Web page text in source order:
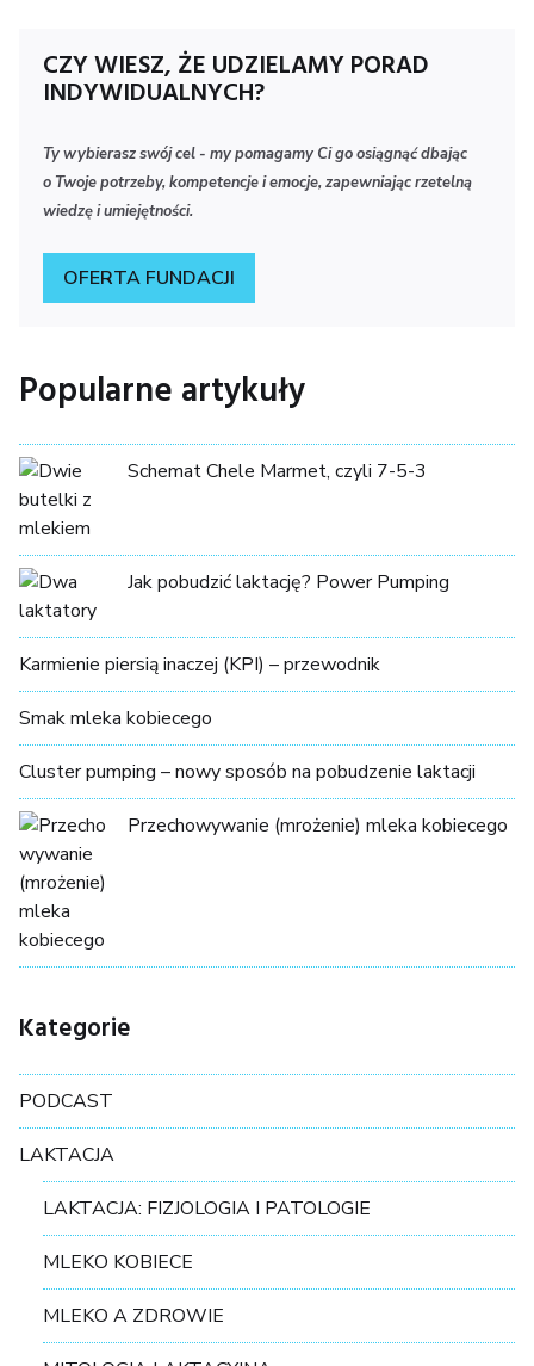
CZY WIESZ, ŻE UDZIELAMY PORAD
INDYWIDUALNYCH?
Ty wybierasz swój cel - my pomagamy Ci go osiągnąć dbając
o Twoje potrzeby, kompetencje i emocje, zapewniając rzetelną
wiedzę i umiejętności.
OFERTA FUNDACJI
Popularne artykuły
Schemat Chele Marmet, czyli 7-5-3
Jak pobudzić laktację? Power Pumping
Karmienie piersią inaczej (KPI) – przewodnik
Smak mleka kobiecego
Cluster pumping – nowy sposób na pobudzenie laktacji
Przechowywanie (mrożenie) mleka kobiecego
Kategorie
PODCAST
LAKTACJA
LAKTACJA: FIZJOLOGIA I PATOLOGIE
MLEKO KOBIECE
MLEKO A ZDROWIE